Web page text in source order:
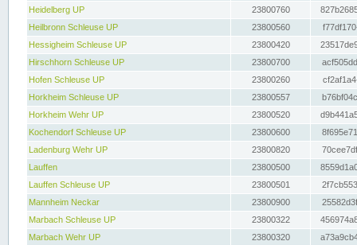
Heidelberg UP
23800760
Heilbronn Schleuse UP
23800560
Hessigheim Schleuse UP
23800420
Hirschhorn Schleuse UP
23800700
Hofen Schleuse UP
23800260
Horkheim Schleuse UP
23800557
Horkheim Wehr UP
23800520
Kochendorf Schleuse UP
23800600
Ladenburg Wehr UP
23800820
Lauffen
23800500
Lauffen Schleuse UP
23800501
Mannheim Neckar
23800900
Marbach Schleuse UP
23800322
Marbach Wehr UP
23800320